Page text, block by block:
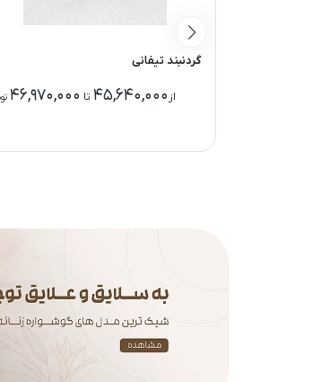
گردنبند تیفانی
از 45,640,000 تا 46,970,000